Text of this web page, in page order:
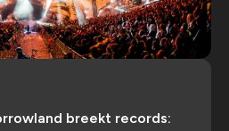
breekt records: